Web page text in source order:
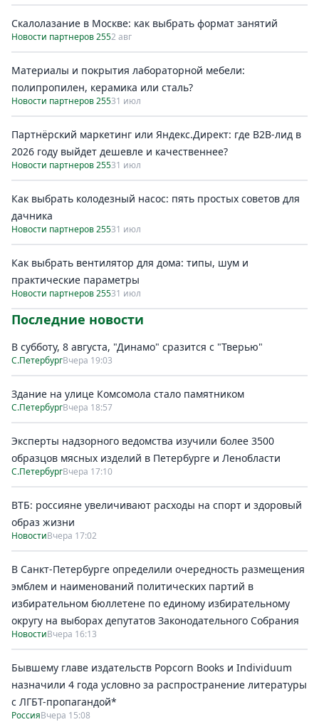
Скалолазание в Москве: как выбрать формат занятий
Новости партнеров 2552 авг
Материалы и покрытия лабораторной мебели:
полипропилен, керамика или сталь?
Новости партнеров 25531 июл
Партнёрский маркетинг или Яндекс.Директ: где B2B-лид в
2026 году выйдет дешевле и качественнее?
Новости партнеров 25531 июл
Как выбрать колодезный насос: пять простых советов для
дачника
Новости партнеров 25531 июл
Как выбрать вентилятор для дома: типы, шум и
практические параметры
Новости партнеров 25531 июл
Последние новости
В субботу, 8 августа, "Динамо" сразится с "Тверью"
С.ПетербургВчера 19:03
Здание на улице Комсомола стало памятником
С.ПетербургВчера 18:57
Эксперты надзорного ведомства изучили более 3500
образцов мясных изделий в Петербурге и Ленобласти
С.ПетербургВчера 17:10
ВТБ: россияне увеличивают расходы на спорт и здоровый
образ жизни
НовостиВчера 17:02
В Санкт-Петербурге определили очередность размещения
эмблем и наименований политических партий в
избирательном бюллетене по единому избирательному
округу на выборах депутатов Законодательного Собрания
НовостиВчера 16:13
Бывшему главе издательств Popcorn Books и Individuum
назначили 4 года условно за распространение литературы
с ЛГБТ-пропагандой*
РоссияВчера 15:08